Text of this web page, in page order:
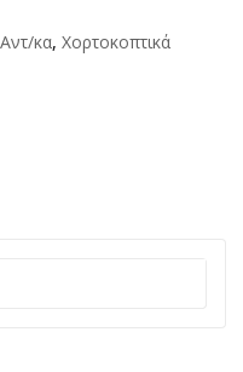
κα, Χορτοκοπτικά